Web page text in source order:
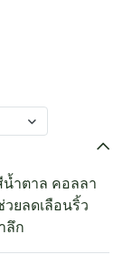
ำตาล คอลลา
ยลดเลือนริ้ว
ลึก